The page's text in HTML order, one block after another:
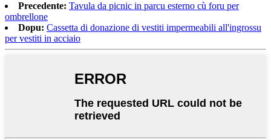
Precedente: Tavula da picnic in parcu esterno cù foru per
ombrellone
Dopu: Cassetta di donazione di vestiti impermeabili all'ingrossu
per vestiti in acciaio